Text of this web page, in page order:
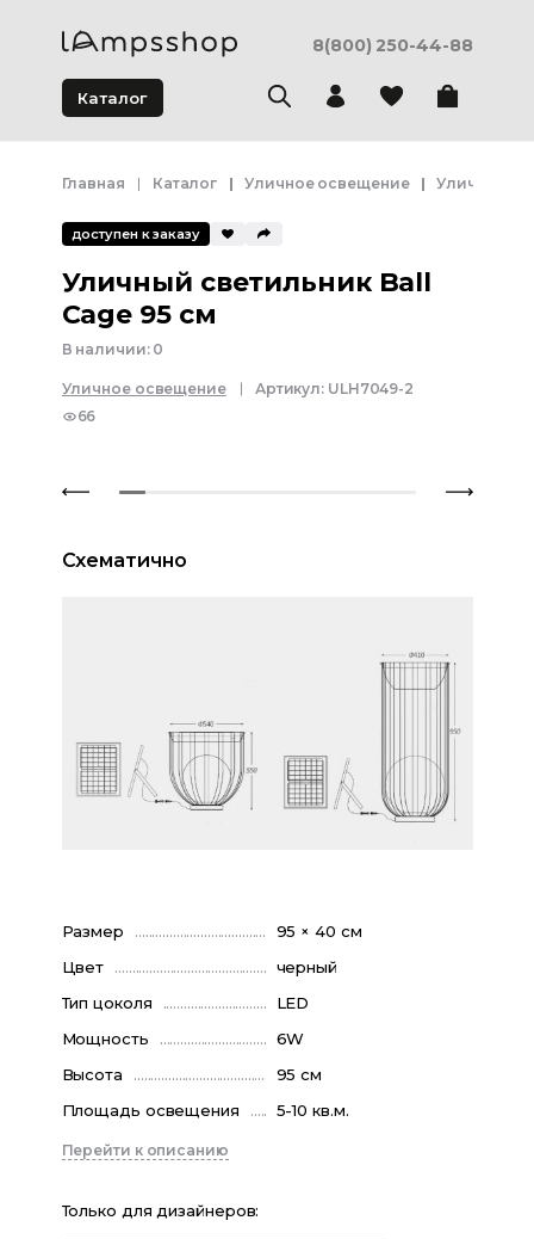
8(800) 250-44-88
Каталог
Главная Каталог Уличное освещение Уличный
доступен к заказу
Уличный светильник Ball
Cage 95 см
В наличии: 0
Уличное освещение Артикул: ULH7049-2
66
Схематично
Размер
95 × 40 см
Цвет
черный
Тип цоколя
LED
Мощность
6W
Высота
95 см
Площадь освещения
5-10 кв.м.
Перейти к описанию
Только для дизайнеров: